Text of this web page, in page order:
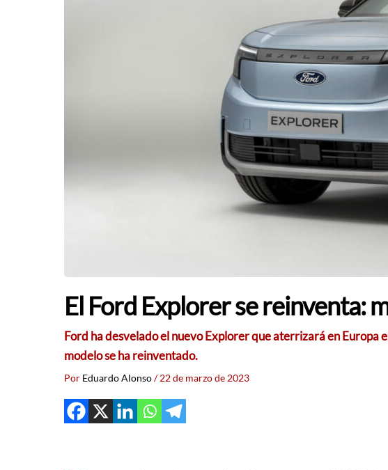
El Ford Explorer se reinventa:
Ford ha desvelado el nuevo Explorer que aterrizará en Europa
modelo se ha reinventado.
Por Eduardo Alonso/22 de marzo de 2023